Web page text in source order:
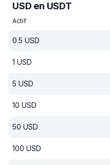
USD en USDT
Actif
0.5 USD
1 USD
5 USD
10 USD
50 USD
100 USD